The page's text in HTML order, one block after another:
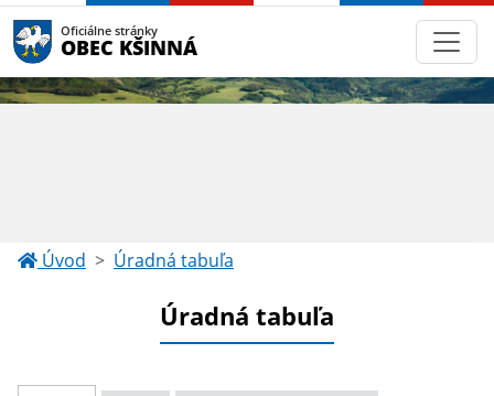
Oficiálne stránky
OBEC KŠINNÁ
Úvod Úradná tabuľa
Úradná tabuľa